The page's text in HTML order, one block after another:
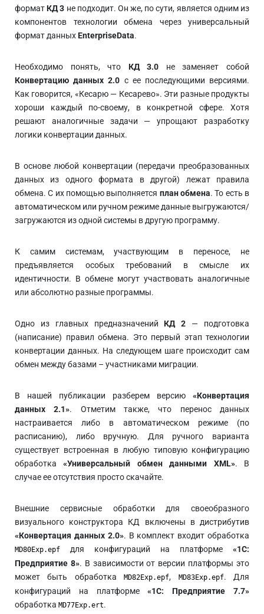
форматКД 3 не подходит. Он же, по сути, является одним из
компонентов технологии обмена через универсальный
формат данныхEnterpriseData.
Необходимо понять, что КД 3.0 не заменяет собой
Конвертацию данных 2.0 с ее последующими версиями.
Как говорится, «Кесарю — Кесарево». Эти разные продукты
хороши каждый по-своему, в конкретной сфере. Хотя
решают аналогичные задачи — упрощают разработку
логики конвертации данных.
В основе любой конвертации (передачи преобразованных
данных из одного формата в другой) лежат правила
обмена. С их помощью выполняется план обмена. То есть в
автоматическом или ручном режиме данные выгружаются/
загружаются из одной системы в другую программу.
К самим системам, участвующим в переносе, не
предъявляется особых требований в смысле их
идентичности. В обмене могут участвовать аналогичные
или абсолютно разные программы.
Одно из главных предназначенийКД 2 — подготовка
(написание) правил обмена. Это первый этап технологии
конвертации данных. На следующем шаге происходит сам
обмен между базами – участниками миграции.
В нашей публикации разберем версию «Конвертация
данных 2.1». Отметим также, что перенос данных
настраивается либо в автоматическом режиме (по
расписанию), либо вручную. Для ручного варианта
существует встроенная в любую типовую конфигурацию
обработка«Универсальный обмен данными XML». В
случае ее отсутствия просто скачайте.
Внешние сервисные обработки для своеобразного
визуального конструктора КД включены в дистрибутив
«Конвертация данных 2.0». В комплект входит обработка
MD80Exp.epf для конфигураций на платформе «1С:
Предприятие 8». В зависимости от версии платформы это
может быть обработкаMD82Exp.epf, MD83Exp.epf. Для
конфигураций на платформе«1С: Предприятие 7.7»
обработка MD77Exp.ert.